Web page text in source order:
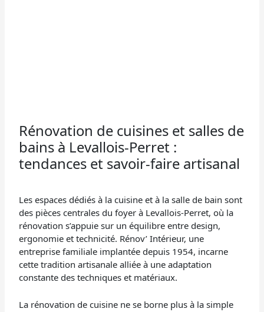
Rénovation de cuisines et salles de
bains à Levallois-Perret :
tendances et savoir-faire artisanal
Les espaces dédiés à la cuisine et à la salle de bain sont
des pièces centrales du foyer à Levallois-Perret, où la
rénovation s’appuie sur un équilibre entre design,
ergonomie et technicité. Rénov’ Intérieur, une
entreprise familiale implantée depuis 1954, incarne
cette tradition artisanale alliée à une adaptation
constante des techniques et matériaux.
La rénovation de cuisine ne se borne plus à la simple